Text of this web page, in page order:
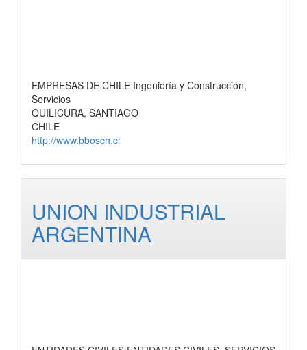
EMPRESAS DE CHILE Ingeniería y Construcción,
Servicios
QUILICURA, SANTIAGO
CHILE
http://www.bbosch.cl
UNION INDUSTRIAL
ARGENTINA